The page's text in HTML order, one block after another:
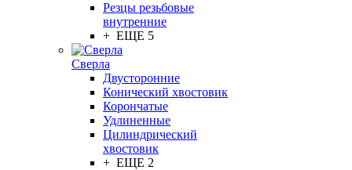
Резцы резьбовые
внутренние
+ ЕЩЕ 5
Сверла
Двусторонние
Конический хвостовик
Корончатые
Удлиненные
Цилиндрический
хвостовик
+ ЕЩЕ 2